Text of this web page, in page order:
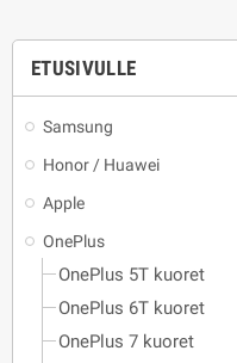
ETUSIVULLE
Samsung
Honor / Huawei
Apple
OnePlus
OnePlus 5T kuoret
OnePlus 6T kuoret
OnePlus 7 kuoret